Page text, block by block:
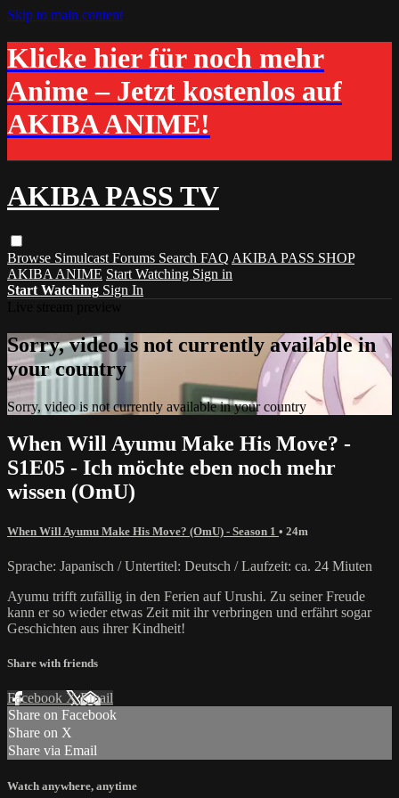
Skip to main content
Klicke hier für noch mehr
Anime – Jetzt kostenlos auf
AKIBA ANIME!
AKIBA PASS TV
Browse Simulcast Forums Search FAQ AKIBA PASS SHOP
AKIBA ANIME Start Watching Sign in
Start Watching Sign In
Sorry, video is not currently available in
your country
Sorry, video is not currently available in your country
When Will Ayumu Make His Move? -
S1E05 - Ich möchte eben noch mehr
wissen (OmU)
When Will Ayumu Make His Move? (OmU) - Season 1 • 24m
Sprache: Japanisch / Untertitel: Deutsch / Laufzeit: ca. 24 Miuten
Ayumu trifft zufällig in den Ferien auf Urushi. Zu seiner Freude
kann er so wieder etwas Zeit mit ihr verbringen und erfährt sogar
Geschichten aus ihrer Kindheit!
Share with friends
Facebook XEmail
Share on Facebook
Share on X
Share via Email
Watch anywhere, anytime